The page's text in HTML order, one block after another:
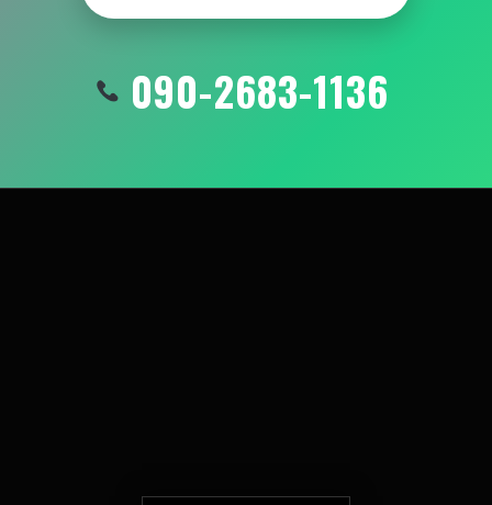
090-2683-1136